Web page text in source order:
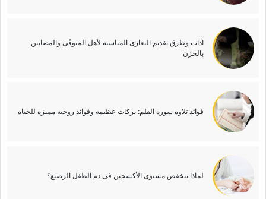
آداب وطرق تقدیم التعازی المناسبه لأهل المتوفّى والمصابین
بالحزن
فوائد تلاوه سوره القلم: برکات عظیمه وفوائد روحیه ممیزه للحیاه
لماذا ینخفض مستوى الأکسجین فی دم الطفل الرضیع؟